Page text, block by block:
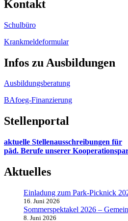
Kontakt
Schulbüro
Krankmeldeformular
Infos zu Ausbildungen
Ausbildungsberatung
BAfoeg-Finanzierung
Stellenportal
aktuelle Stellenausschreibungen für
päd. Berufe unserer
Aktuelles
Einladung zum Park-Picknick
16. Juni 2026
Sommerspektakel 2026 –
8. Juni 2026